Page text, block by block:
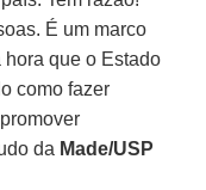
É um marco
que o Estado
como fazer
da Made/USP